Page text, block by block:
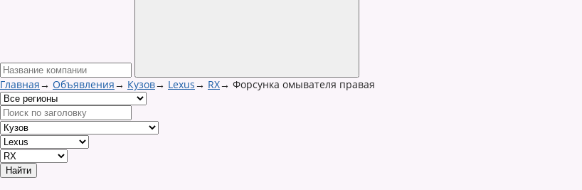
Главная→ Объявления→ Кузов→ Lexus→ RX→ Форсунка омывателя правая